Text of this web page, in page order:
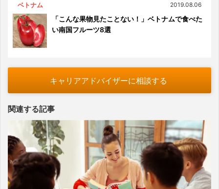
ベトナム 2019.08.06
「こんな果物見たことない！」ベトナムで食べた
い南国フルーツ8選
キャリアアドバイザーに相談する
関連する記事